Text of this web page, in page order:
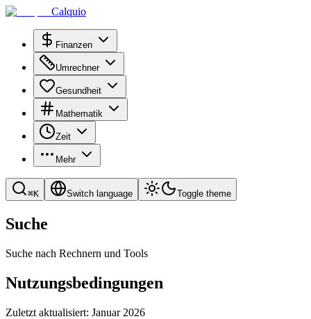
Calquio
Finanzen
Umrechner
Gesundheit
Mathematik
Zeit
Mehr
⌘K Switch language Toggle theme
Suche
Suche nach Rechnern und Tools
Nutzungsbedingungen
Zuletzt aktualisiert: Januar 2026